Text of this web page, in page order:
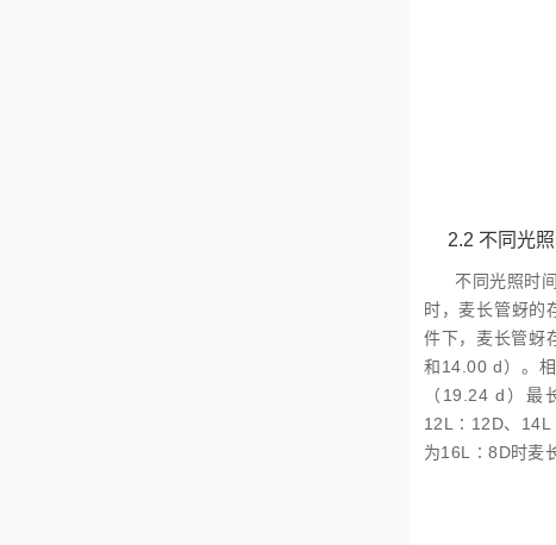
2.2 不同光
不同光照时
时，麦长管蚜的
件下，麦长管蚜
和14.00 d）。
（19.24 d）最
12L∶12D、
为16L∶8D时麦